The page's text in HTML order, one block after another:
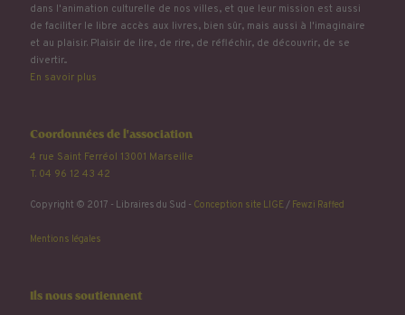
dans l'animation culturelle de nos villes, et que leur mission est aussi
de faciliter le libre accès aux livres, bien sûr, mais aussi à l'imaginaire
et au plaisir. Plaisir de lire, de rire, de réfléchir, de découvrir, de se
divertir...
En savoir plus
Coordonnées de l'association
4 rue Saint Ferréol 13001 Marseille
T. 04 96 12 43 42
Copyright © 2017 - Libraires du Sud - Conception site LIGE/ Fewzi Raffed
Mentions légales
Ils nous soutiennent